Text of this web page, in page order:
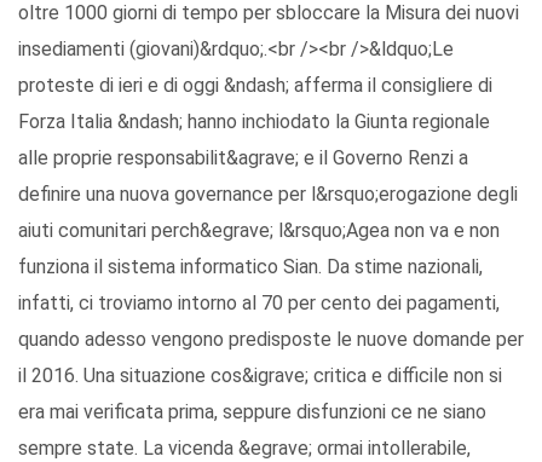
oltre 1000 giorni di tempo per sbloccare la Misura dei nuovi
insediamenti (giovani)&rdquo;.<br /><br />&ldquo;Le
proteste di ieri e di oggi &ndash; afferma il consigliere di
Forza Italia &ndash; hanno inchiodato la Giunta regionale
alle proprie responsabilit&agrave; e il Governo Renzi a
definire una nuova governance per l&rsquo;erogazione degli
aiuti comunitari perch&egrave; l&rsquo;Agea non va e non
funziona il sistema informatico Sian. Da stime nazionali,
infatti, ci troviamo intorno al 70 per cento dei pagamenti,
quando adesso vengono predisposte le nuove domande per
il 2016. Una situazione cos&igrave; critica e difficile non si
era mai verificata prima, seppure disfunzioni ce ne siano
sempre state. La vicenda &egrave; ormai intollerabile,